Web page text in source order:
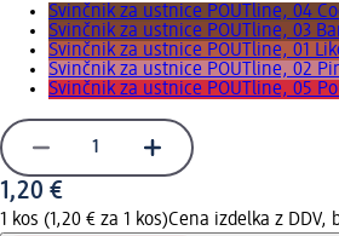
Svinčnik za ustnice POUTline, 04
Svinčnik za ustnice POUTline, 03
Svinčnik za ustnice POUTline, 01
Svinčnik za ustnice POUTline, 02
Svinčnik za ustnice POUTline, 05
1,20 €
1 kos (1,20 € za 1 kos)Cena izdelka z DDV,